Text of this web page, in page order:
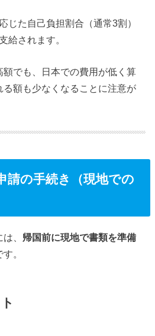
じた自己負担割合（通常3割）
給されます。
でも、日本での費用が低く算
額も少なくなることに注意が
請の手続き（現地での
、 帰国前に現地で書類を準備
。